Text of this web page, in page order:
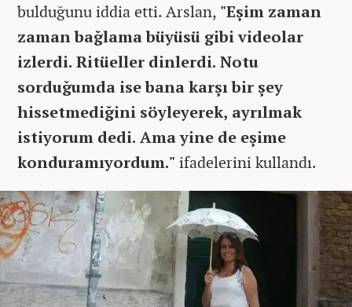
bulduğunu iddia etti. Arslan, "Eşim zaman
zaman bağlama büyüsü gibi videolar
izlerdi. Ritüeller dinlerdi. Notu
sorduğumda ise bana karşı bir şey
hissetmediğini söyleyerek, ayrılmak
istiyorum dedi. Ama yine de eşime
konduramıyordum." ifadelerini kullandı.